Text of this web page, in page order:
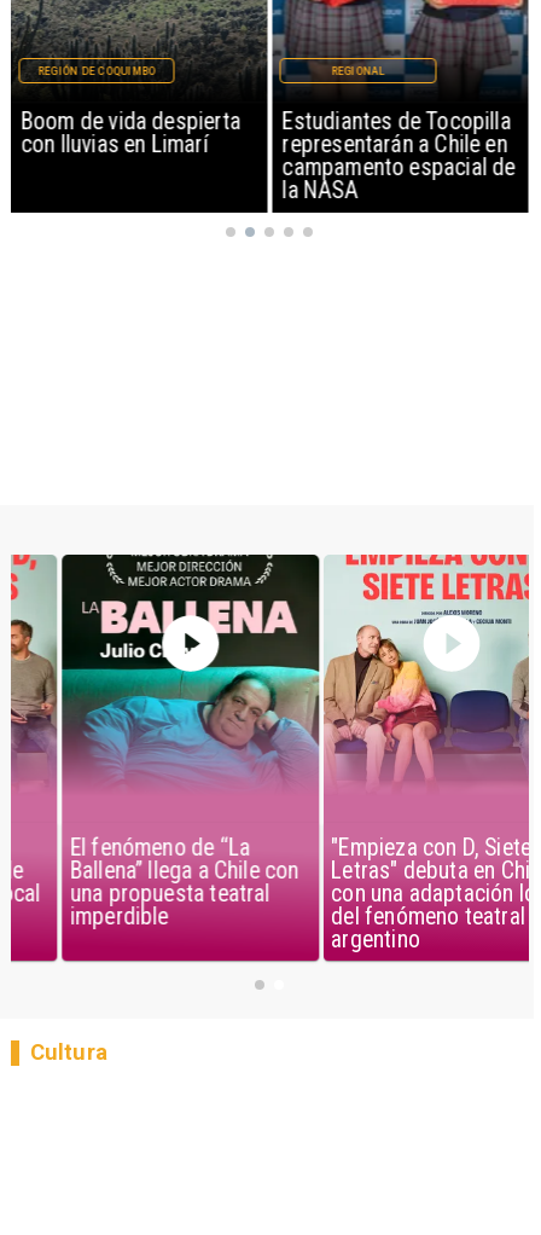
Boom de vida despierta
con lluvias en Limarí
REGIÓN DE COQUIMBO
Estudiantes de Tocopilla
representarán a Chile en
campamento espacial de
la NASA
REGIONAL
El fenómeno de “La
Ballena” llega a Chile con
una propuesta teatral
imperdible
"Empieza con D, Siete
Letras" debuta en Chile
con una adaptación local
del fenómeno teatral
argentino
Cultura